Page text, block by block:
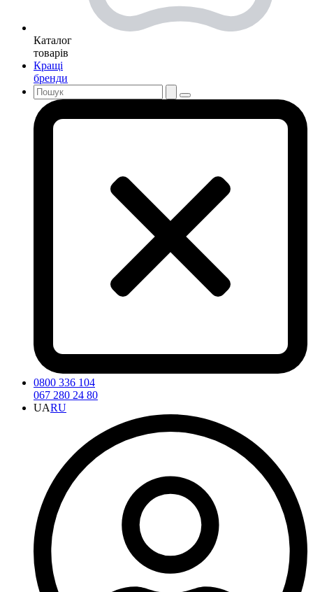
Каталог
товарів
Кращі
бренди
0800 336 104
067 280 24 80
UARU